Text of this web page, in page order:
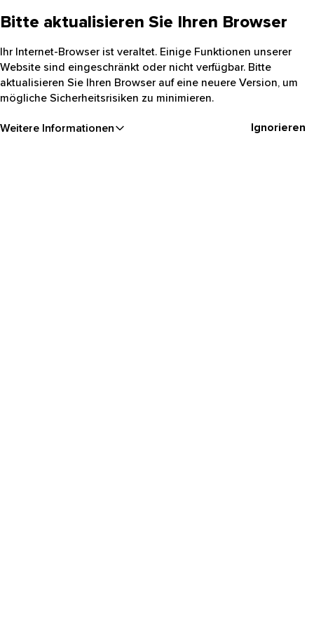
Bitte aktualisieren Sie Ihren Browser
Ihr Internet-Browser ist veraltet. Einige Funktionen unserer
Website sind eingeschränkt oder nicht verfügbar. Bitte
aktualisieren Sie Ihren Browser auf eine neuere Version, um
mögliche Sicherheitsrisiken zu minimieren.
Weitere Informationen Ignorieren